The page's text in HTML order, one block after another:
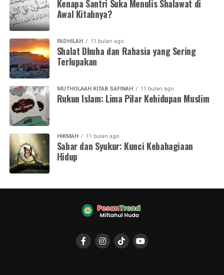
Kenapa Santri Suka Menulis Shalawat di
Awal Kitabnya?
FADHILAH 11 bulan ago
Shalat Dhuha dan Rahasia yang Sering
Terlupakan
MUTHOLAAH KITAB SAFINAH 11 bulan ago
Rukun Islam: Lima Pilar Kehidupan Muslim
HIKMAH 11 bulan ago
Sabar dan Syukur: Kunci Kebahagiaan
Hidup